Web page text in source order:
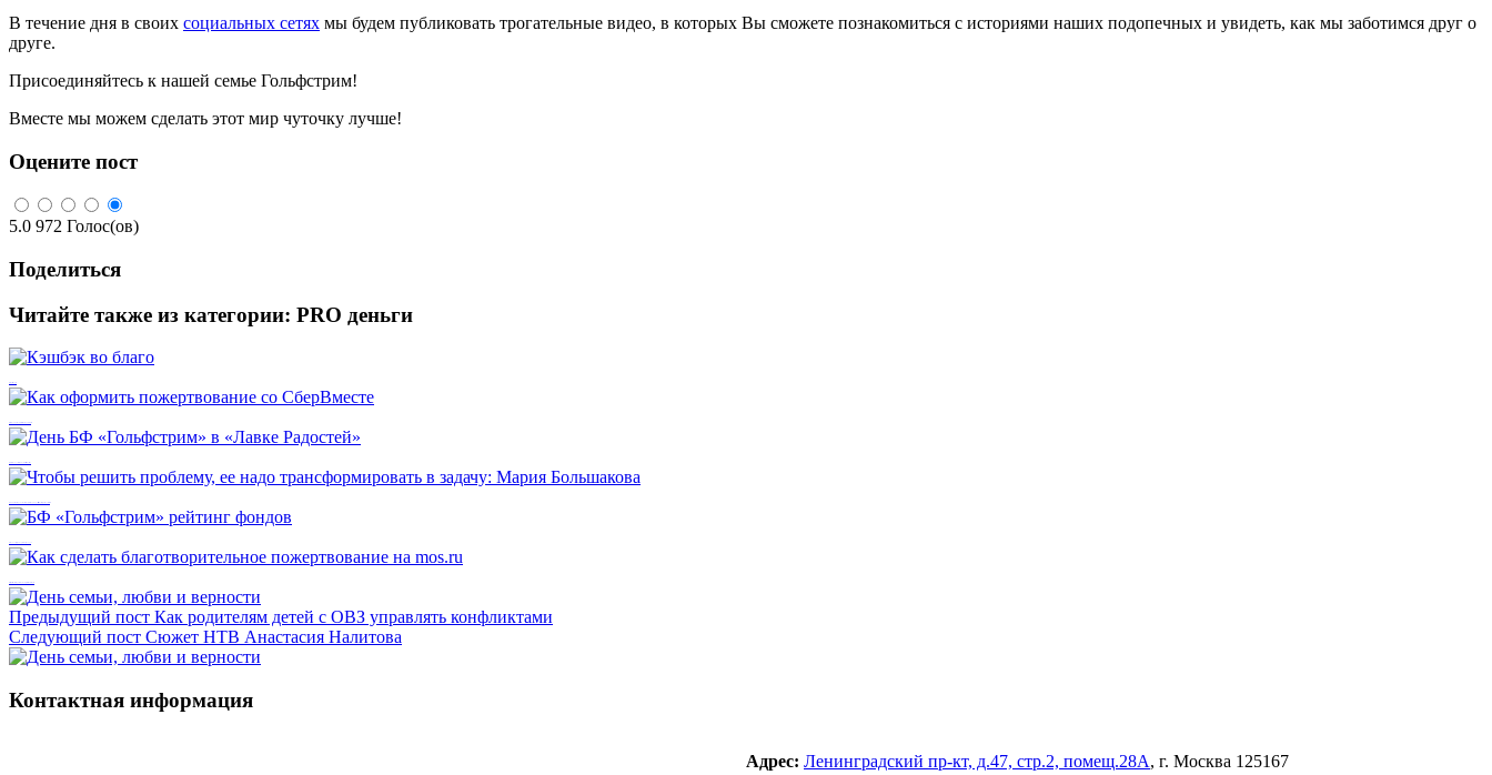
В течение дня в своих социальных сетях мы будем публиковать трогательные видео, в которых Вы сможете познакомиться с историями наших подопечных и увидеть, как мы заботимся друг о
друге.
Присоединяйтесь к нашей семье Гольфстрим!
Вместе мы можем сделать этот мир чуточку лучше!
Оцените пост
5.0 972 Голос(ов)
Поделиться
Читайте также из категории: PRO деньги
Предыдущий пост Как родителям детей с ОВЗ управлять конфликтами
Следующий пост Сюжет НТВ Анастасия Налитова
Контактная информация
Адрес: Ленинградский пр-кт, д.47, стр.2, помещ.28А, г. Москва 125167